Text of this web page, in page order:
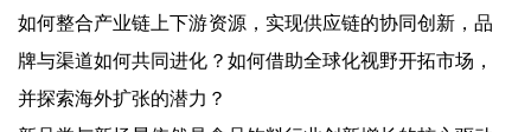
如何整合产业链上下游资源，实现供应链的协同创新，品
牌与渠道如何共同进化？如何借助全球化视野开拓市场，
并探索海外扩张的潜力？